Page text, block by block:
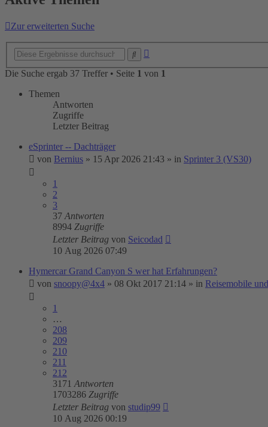
Zur erweiterten Suche
Die Suche ergab 37 Treffer • Seite 1 von 1
Themen
Antworten
Zugriffe
Letzter Beitrag
eSprinter -- Dachträger
von Bernius » 15 Apr 2026 21:43 » in Sprinter 3 (VS30)
1
2
3
37 Antworten
8994 Zugriffe
Letzter Beitrag von Seicodad
10 Aug 2026 07:49
Hymercar Grand Canyon S wer hat Erfahrungen?
von snoopy@4x4 » 08 Okt 2017 21:14 » in Reisemobile
1
…
208
209
210
211
212
3171 Antworten
1703286 Zugriffe
Letzter Beitrag von studip99
10 Aug 2026 00:19